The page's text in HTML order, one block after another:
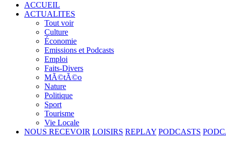
ACCUEIL
ACTUALITES
Tout voir
Culture
Économie
Emissions et Podcasts
Emploi
Faits-Divers
MÃ©tÃ©o
Nature
Politique
Sport
Tourisme
Vie Locale
NOUS RECEVOIR LOISIRS REPLAY PODCASTS